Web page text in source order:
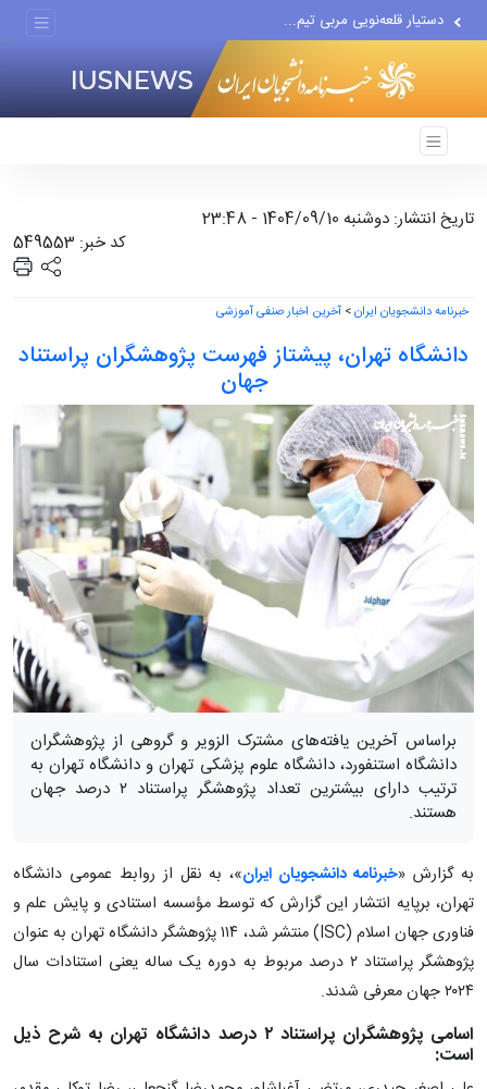
دستیار قلعه‌نویی مربی تیم...
اقتصاددان معروف آمریکایی:...
انتشار اخبار جعلی توسط...
تاریخ انتشار: دوشنبه 1404/09/10 - 23:48
کد خبر: 549553
خبرنامه دانشجویان ایران> آخرین اخبار صنفی آموزشی
دانشگاه تهران، پیشتاز فهرست پژوهشگران پراستناد
جهان
براساس آخرین یافته‌های مشترک الزویر و گروهی از پژوهشگران
دانشگاه استنفورد، دانشگاه علوم پزشکی تهران و دانشگاه تهران به
ترتیب دارای بیشترین تعداد پژوهشگر پراستناد ۲ درصد جهان
هستند.
به گزارش «خبرنامه دانشجویان ایران»، به نقل از روابط عمومی دانشگاه
تهران، برپایه انتشار این گزارش که توسط مؤسسه استنادی و پایش علم و
فناوری جهان اسلام (ISC) منتشر شد، ۱۱۴ پژوهشگر دانشگاه تهران به عنوان
پژوهشگر پراستناد ۲ درصد مربوط به دوره یک ساله یعنی استنادات سال
۲۰۲۴ جهان معرفی شدند.
اسامی پژوهشگران پراستناد ۲ درصد دانشگاه تهران به شرح ذیل
است: